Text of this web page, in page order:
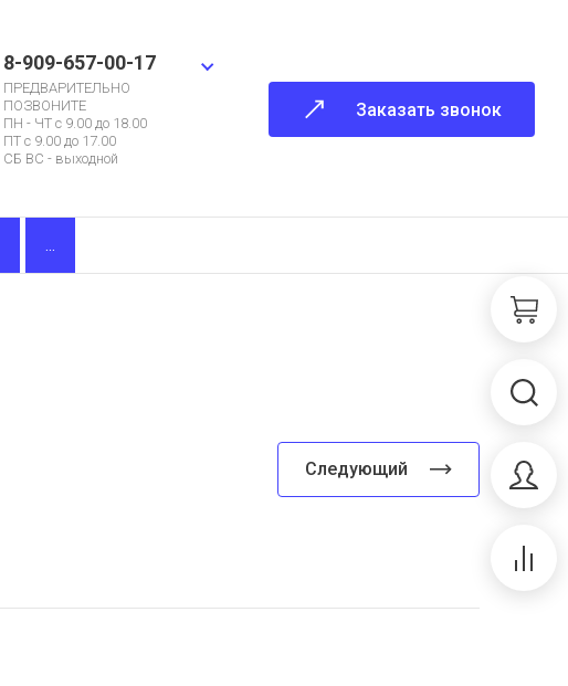
8-909-657-00-17
ПРЕДВАРИТЕЛЬНО
ПОЗВОНИТЕ
ПН - ЧТ с 9.00 до 18.00
ПТ с 9.00 до 17.00
СБ ВС - выходной
Заказать звонок
...
Следующий